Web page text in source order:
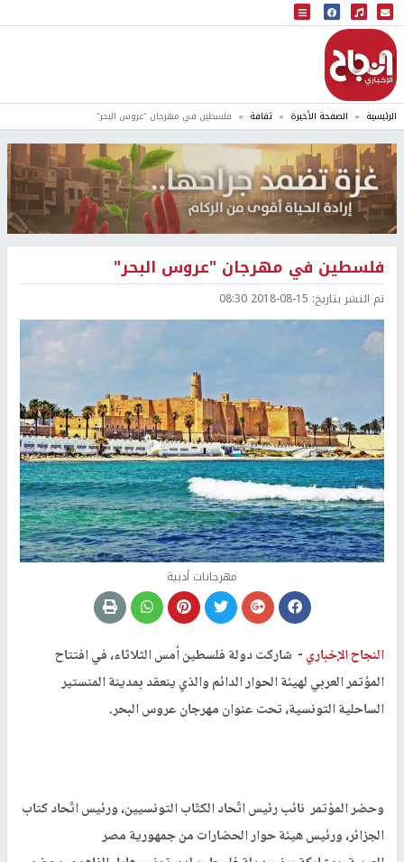
البث المباشر
إذاعة النجاح
الرئيسية الصفحة الأخيرة ثقافة فلسطين في مهرجان "عروس البحر"
فلسطين في مهرجان "عروس البحر"
تم النشر بتاريخ: 2018-08-15 08:30
مهرجانات أدبية
النجاح الإخباري - شاركت دولة فلسطين أمس الثلاثاء، في افتتاح
المؤتمر العربي لهيئة الحوار الدائم والذي ينعقد بمدينة المنستير
الساحلية التونسية، تحت عنوان مهرجان عروس البحر.
وحضر المؤتمر نائب رئيس اتّحاد الكتّاب التونسيين، ورئيس اتّحاد كتاب
الجزائر، ورئيس هيئة حوار الحضارات من جمهورية مصر